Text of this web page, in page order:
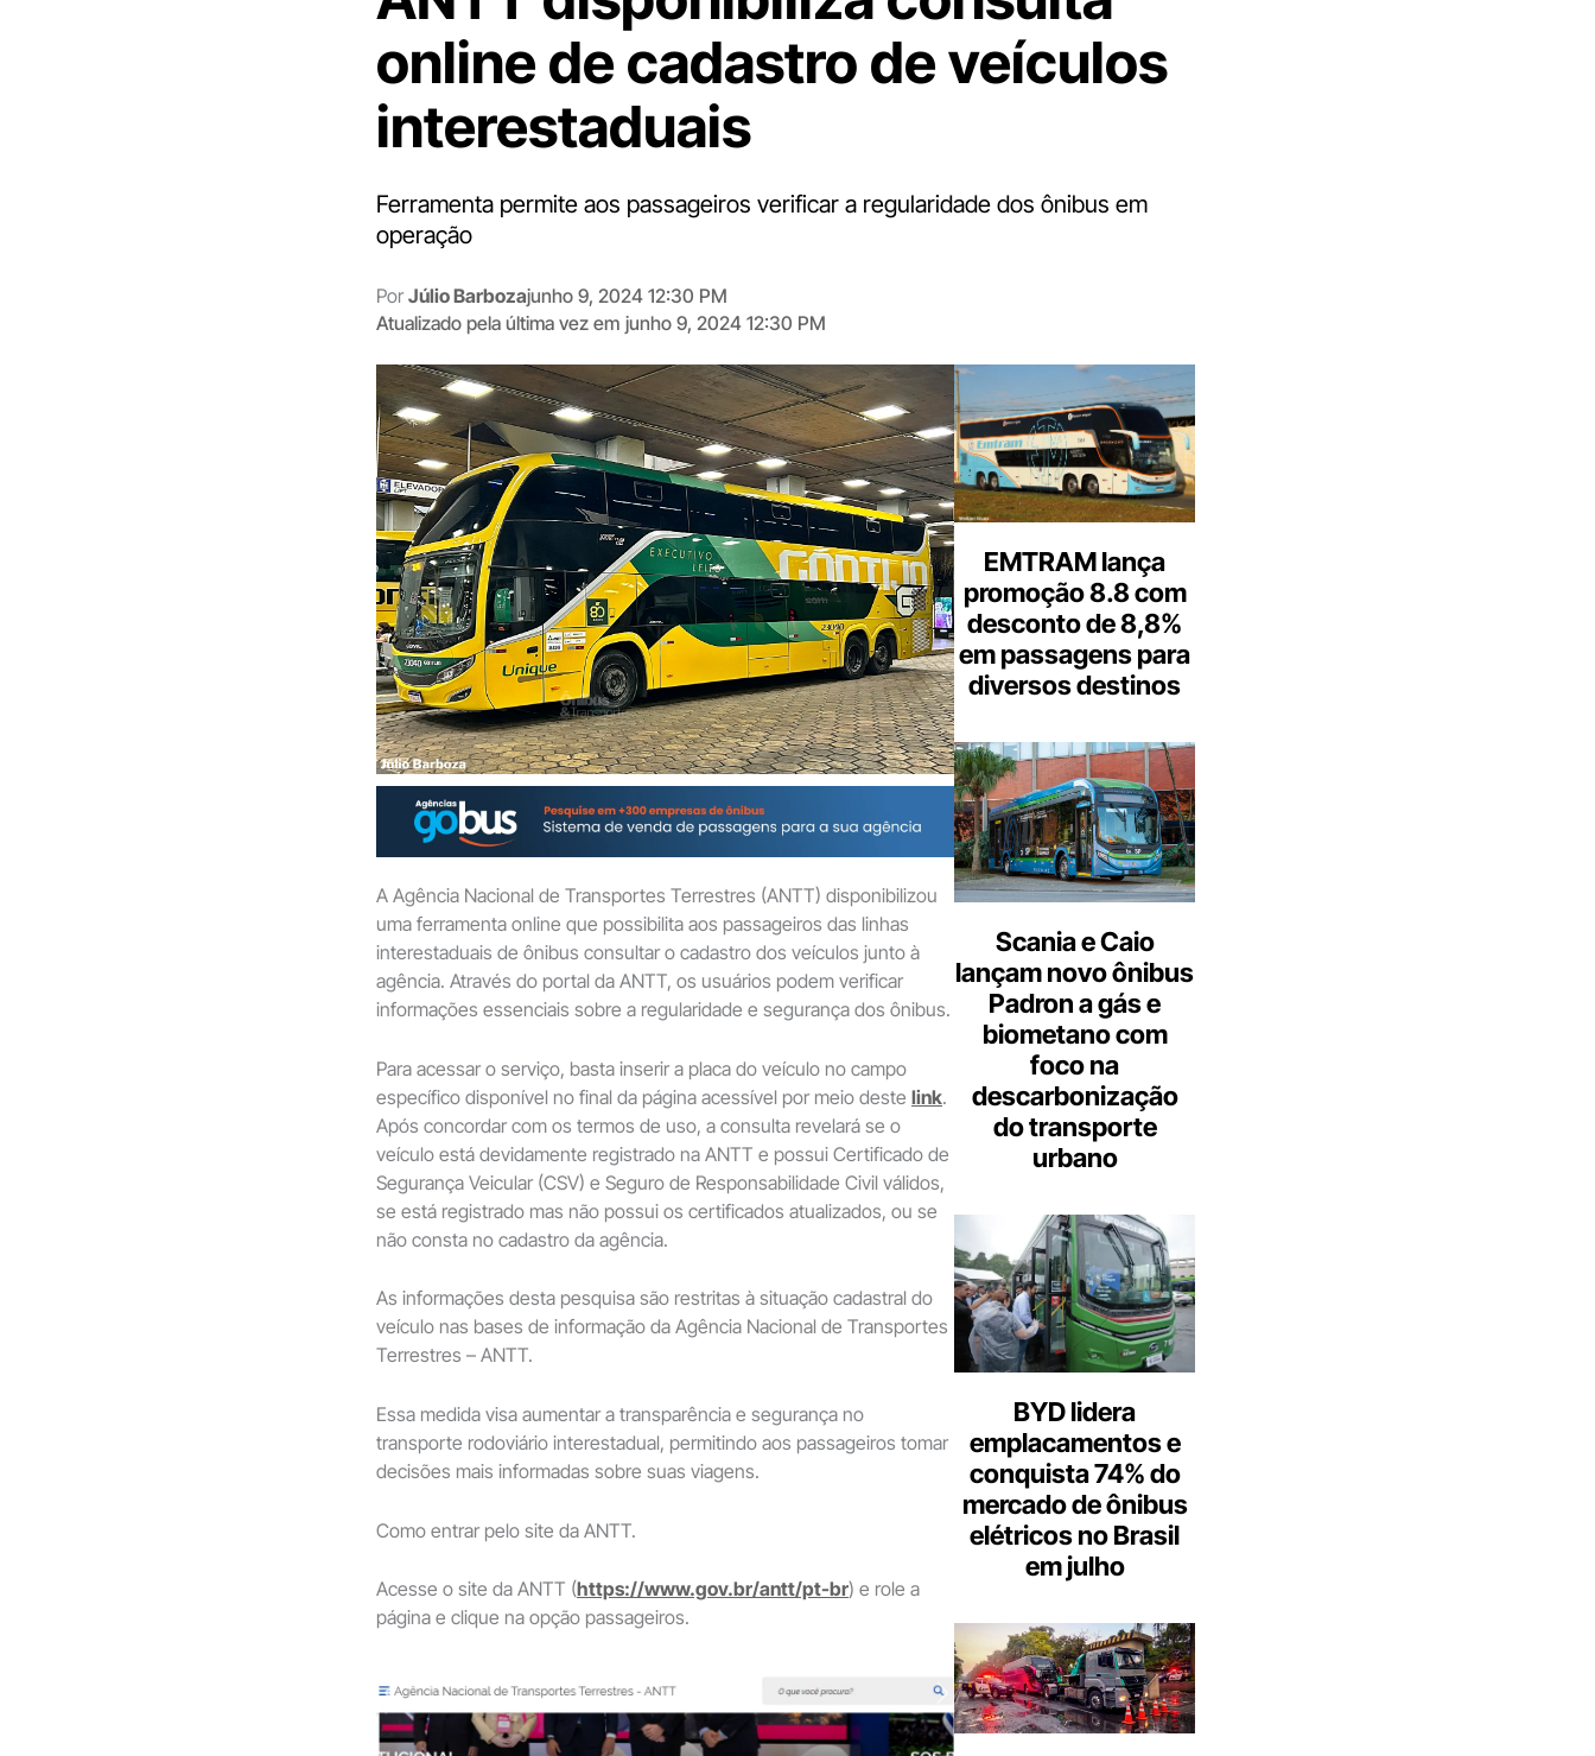
online de cadastro de veículos
interestaduais
Ferramenta permite aos passageiros verificar a regularidade dos ônibus em
operação
Por Júlio Barbozajunho 9, 2024 12:30 PM
Atualizado pela última vez em junho 9, 2024 12:30 PM
A Agência Nacional de Transportes Terrestres (ANTT) disponibilizou
uma ferramenta online que possibilita aos passageiros das linhas
interestaduais de ônibus consultar o cadastro dos veículos junto à
agência. Através do portal da ANTT, os usuários podem verificar
informações essenciais sobre a regularidade e segurança dos ônibus.
Para acessar o serviço, basta inserir a placa do veículo no campo
específico disponível no final da página acessível por meio deste link.
Após concordar com os termos de uso, a consulta revelará se o
veículo está devidamente registrado na ANTT e possui Certificado de
Segurança Veicular (CSV) e Seguro de Responsabilidade Civil válidos,
se está registrado mas não possui os certificados atualizados, ou se
não consta no cadastro da agência.
As informações desta pesquisa são restritas à situação cadastral do
veículo nas bases de informação da Agência Nacional de Transportes
Terrestres – ANTT.
Essa medida visa aumentar a transparência e segurança no
transporte rodoviário interestadual, permitindo aos passageiros tomar
decisões mais informadas sobre suas viagens.
Como entrar pelo site da ANTT.
Acesse o site da ANTT (https://www.gov.br/antt/pt-br) e role a
página e clique na opção passageiros.
EMTRAM lança
promoção 8.8 com
desconto de 8,8%
em passagens para
diversos destinos
Scania e Caio
lançam novo ônibus
Padron a gás e
biometano com
foco na
descarbonização
do transporte
urbano
BYD lidera
emplacamentos e
conquista 74% do
mercado de ônibus
elétricos no Brasil
em julho
Digite
aqui
o
seu
e-
mail